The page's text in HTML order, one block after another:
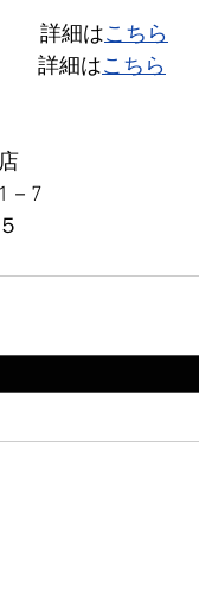
　詳細はこちら
詳細はこちら
－7